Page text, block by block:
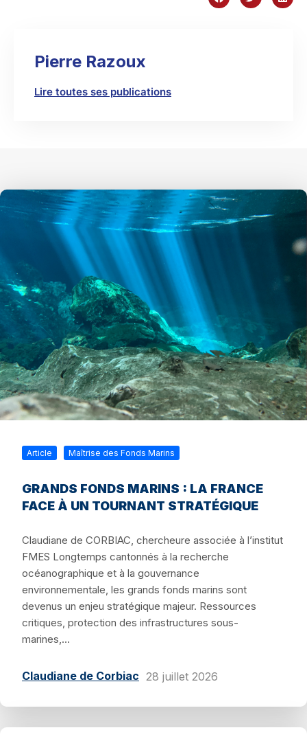
Pierre Razoux
Lire toutes ses publications
Article Maîtrise des Fonds Marins
GRANDS FONDS MARINS : LA FRANCE
FACE À UN TOURNANT STRATÉGIQUE
Claudiane de CORBIAC, chercheure associée à l’institut
FMES Longtemps cantonnés à la recherche
océanographique et à la gouvernance
environnementale, les grands fonds marins sont
devenus un enjeu stratégique majeur. Ressources
critiques, protection des infrastructures sous-
marines,...
Claudiane de Corbiac 28 juillet 2026